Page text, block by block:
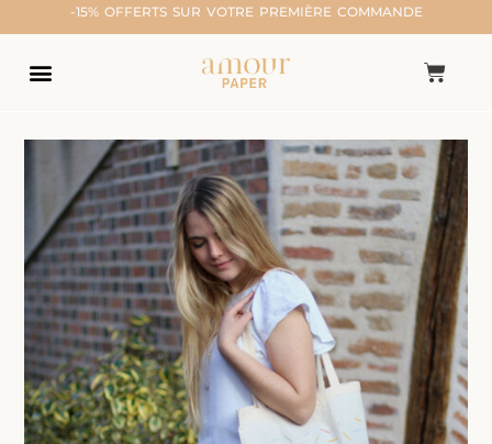
-15% OFFERTS SUR VOTRE PREMIÈRE COMMANDE